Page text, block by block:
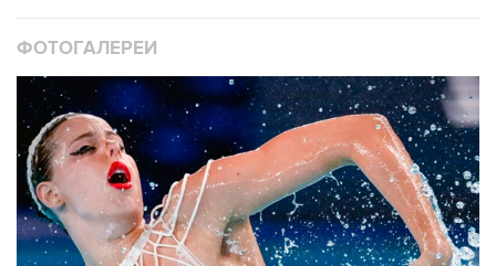
ФОТОГАЛЕРЕИ